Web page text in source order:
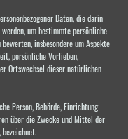
Daten, die darin
um bestimmte persönliche
insbesondere um Aspekte
persönliche Vorlieben,
Ortswechsel dieser natürlichen
Person, Behörde, Einrichtung
über die Zwecke und Mittel der